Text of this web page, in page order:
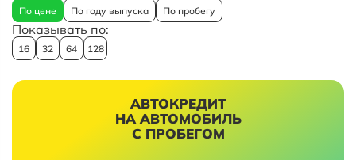
По цене По году выпуска По пробегу
Показывать по:
16 32 64 128
АВТОКРЕДИТ
НА АВТОМОБИЛЬ
С ПРОБЕГОМ